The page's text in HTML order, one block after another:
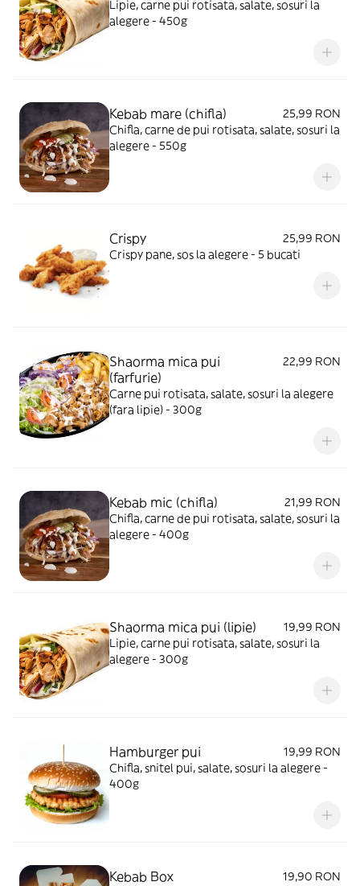
Lipie, carne pui rotisata, salate, sosuri la
alegere - 450g
Kebab mare (chifla)
25,99 RON
Chifla, carne de pui rotisata, salate, sosuri la
alegere - 550g
Crispy
25,99 RON
Crispy pane, sos la alegere - 5 bucati
Shaorma mica pui
(farfurie)
22,99 RON
Carne pui rotisata, salate, sosuri la alegere
(fara lipie) - 300g
Kebab mic (chifla)
21,99 RON
Chifla, carne de pui rotisata, salate, sosuri la
alegere - 400g
Shaorma mica pui (lipie)
19,99 RON
Lipie, carne pui rotisata, salate, sosuri la
alegere - 300g
Hamburger pui
19,99 RON
Chifla, snitel pui, salate, sosuri la alegere -
400g
Kebab Box
19,90 RON